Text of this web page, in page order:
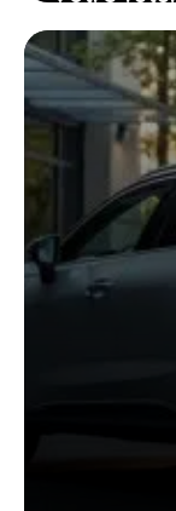
: pourquoi
supercar
24 janvier 2026